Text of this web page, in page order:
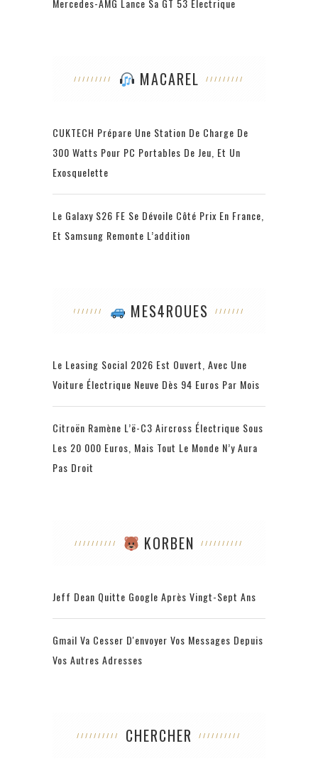
Mercedes-AMG Lance Sa GT 53 Électrique
MACAREL
CUKTECH Prépare Une Station De Charge De
300 Watts Pour PC Portables De Jeu, Et Un
Exosquelette
Le Galaxy S26 FE Se Dévoile Côté Prix En France,
Et Samsung Remonte L’addition
MES4ROUES
Le Leasing Social 2026 Est Ouvert, Avec Une
Voiture Électrique Neuve Dès 94 Euros Par Mois
Citroën Ramène L’ë-C3 Aircross Électrique Sous
Les 20 000 Euros, Mais Tout Le Monde N’y Aura
Pas Droit
KORBEN
Jeff Dean Quitte Google Après Vingt-Sept Ans
Gmail Va Cesser D'envoyer Vos Messages Depuis
Vos Autres Adresses
CHERCHER